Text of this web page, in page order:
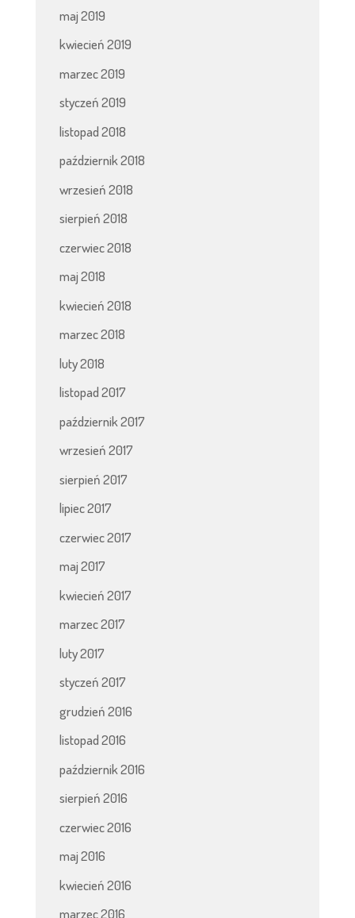
maj 2019
kwiecień 2019
marzec 2019
styczeń 2019
listopad 2018
październik 2018
wrzesień 2018
sierpień 2018
czerwiec 2018
maj 2018
kwiecień 2018
marzec 2018
luty 2018
listopad 2017
październik 2017
wrzesień 2017
sierpień 2017
lipiec 2017
czerwiec 2017
maj 2017
kwiecień 2017
marzec 2017
luty 2017
styczeń 2017
grudzień 2016
listopad 2016
październik 2016
sierpień 2016
czerwiec 2016
maj 2016
kwiecień 2016
marzec 2016